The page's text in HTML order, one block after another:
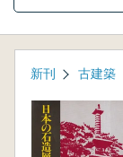
新刊 古建築